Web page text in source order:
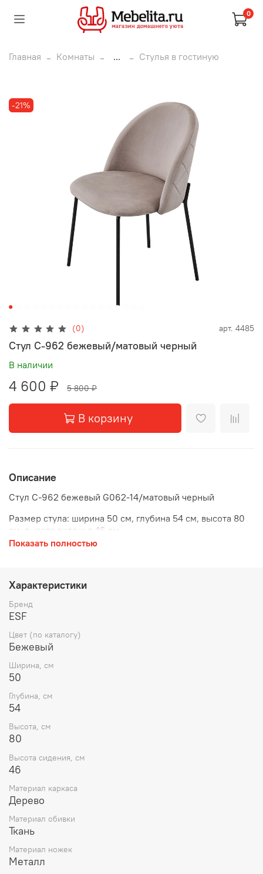
0
Главная Комнаты ... Стулья в гостиную
-21%
(0) арт. 4485
Стул C-962 бежевый/матовый черный
В наличии
4 600 ₽ 5 800 ₽
В корзину
Описание
Стул C-962 бежевый G062-14/матовый черный
Размер стула: ширина 50 см, глубина 54 см, высота 80
см, высота сиденья 46 см
Показать полностью
Характеристики
Бренд
ESF
Цвет (по каталогу)
Бежевый
Ширина, см
50
Глубина, см
54
Высота, см
80
Высота сидения, см
46
Материал каркаса
Дерево
Материал обивки
Ткань
Материал ножек
Металл